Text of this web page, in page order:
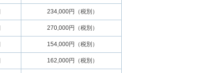
234,000円（税別）
270,000円（税別）
154,000円（税別）
162,000円（税別）